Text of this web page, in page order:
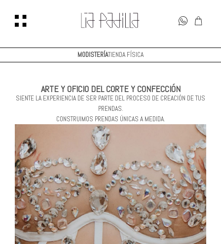
MODISTERÍATIENDA FÍSICA
ARTE Y OFICIO DEL CORTE Y CONFECCIÓN
SIENTE LA EXPERIENCIA DE SER PARTE DEL PROCESO DE CREACIÓN DE TUS
PRENDAS.
CONSTRUIMOS PRENDAS ÚNICAS A MEDIDA.